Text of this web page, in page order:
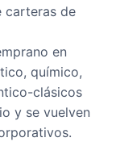
carteras de
en
químico,
clásicos
y se vuelven